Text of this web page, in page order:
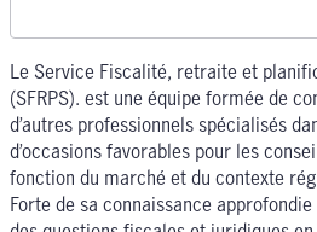
Le Service Fiscalité, retraite et
(SFRPS). est une équipe formée de
d’autres professionnels spécialisés
d’occasions favorables pour les
fonction du marché et du contexte
Forte de sa connaissance